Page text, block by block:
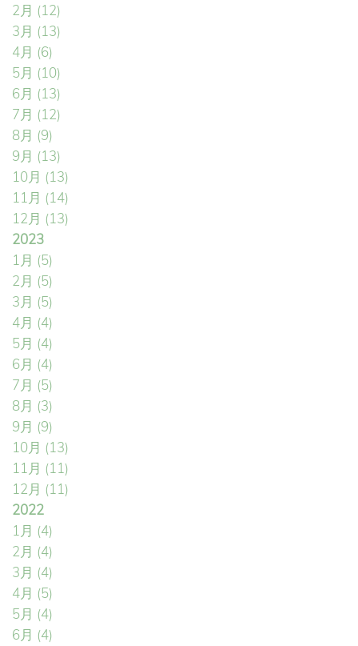
2月 (12)
3月 (13)
4月 (6)
5月 (10)
6月 (13)
7月 (12)
8月 (9)
9月 (13)
10月 (13)
11月 (14)
12月 (13)
2023
1月 (5)
2月 (5)
3月 (5)
4月 (4)
5月 (4)
6月 (4)
7月 (5)
8月 (3)
9月 (9)
10月 (13)
11月 (11)
12月 (11)
2022
1月 (4)
2月 (4)
3月 (4)
4月 (5)
5月 (4)
6月 (4)